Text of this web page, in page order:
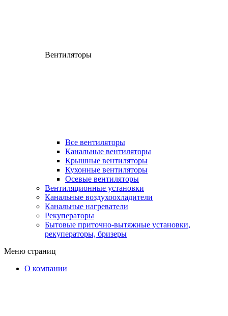
Вентиляторы
Все вентиляторы
Канальные вентиляторы
Крышные вентиляторы
Кухонные вентиляторы
Осевые вентиляторы
Вентиляционные установки
Канальные воздухоохладители
Канальные нагреватели
Рекуператоры
Бытовые приточно-вытяжные установки,
рекуператоры, бризеры
Меню страниц
О компании